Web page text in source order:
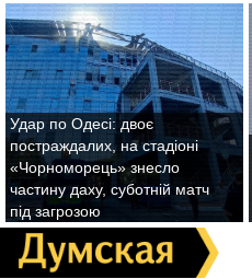
Удар по Одесі: двоє
постраждалих, на стадіоні
«Чорноморець» знесло
частину даху, суботній матч
під загрозою